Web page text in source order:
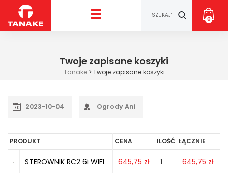
0
Twoje zapisane koszyki
Tanake> Twoje zapisane koszyki
2023-10-04 Ogrody Ani
PRODUKT CENA ILOŚĆ ŁĄCZNIE
STEROWNIK RC2 6i WIFI 645,75 zł 1 645,75 zł